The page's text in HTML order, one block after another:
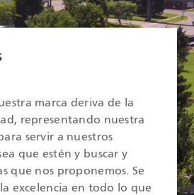
marca deriva de la
representando nuestra
servir a nuestros
que estén y buscar y
que nos proponemos. Se
excelencia en todo lo que